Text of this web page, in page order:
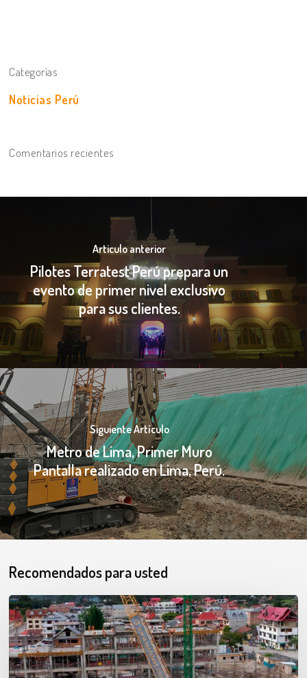
Categorías
Noticias Perú
Comentarios recientes
Articulo anterior
Pilotes Terratest Perú prepara un
evento de primer nivel exclusivo
para sus clientes.
Siguiente Artículo
Metro de Lima, Primer Muro
Pantalla realizado en Lima, Perú.
Recomendados para usted
Columnas
de
Grava
Mejoramiento